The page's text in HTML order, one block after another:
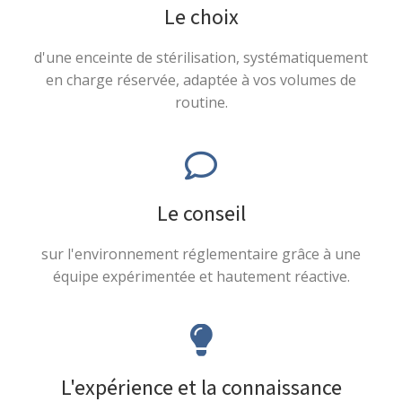
Le choix
d'une enceinte de stérilisation, systématiquement
en charge réservée, adaptée à vos volumes de
routine.
Le conseil
sur l'environnement réglementaire grâce à une
équipe expérimentée et hautement réactive.
L'expérience et la connaissance